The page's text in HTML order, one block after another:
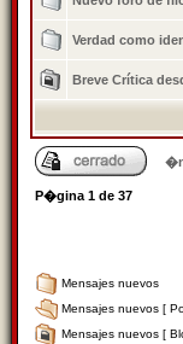
Verdad como
Breve Crí­tica
P�gina 1 de 37
Mensajes nuevos
Mensajes nuevos [
Mensajes nuevos [